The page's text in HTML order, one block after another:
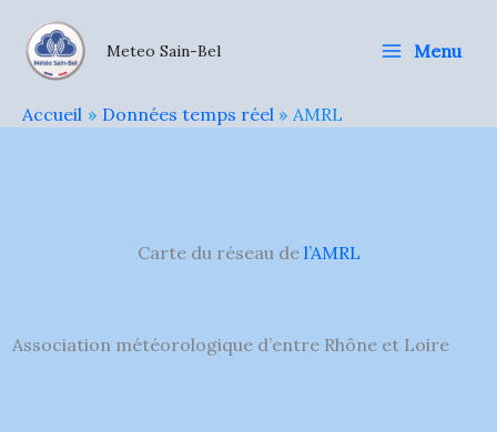
contenu
Meteo Sain-Bel Menu
Accueil Données temps réel AMRL
Carte du réseau de l’AMRL
Association météorologique d’entre Rhône et Loire